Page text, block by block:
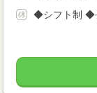
◆シフト制 ◆